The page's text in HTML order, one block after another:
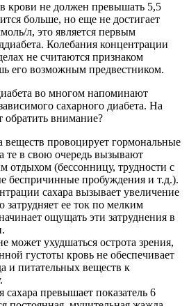
крови не должен превышать 5,5
больше, но еще не достигает
л, это является первым
Колебания концентрации
не считаются признаком
его возможным предвестником.
во многом напоминают
сахарного диабета. На
обратить внимание?
провоцирует гормональные
те в свою очередь вызывают
отдыхом (бессонницу, трудности с
беспричинные пробуждения и т.д.).
сахара вызывает увеличение
затрудняет ее ток по мелким
ощущать эти затруднения в
может ухудшаться острота зрения,
густоты кровь не обеспечивает
и питательных веществ к
сахара превышает показатель 6